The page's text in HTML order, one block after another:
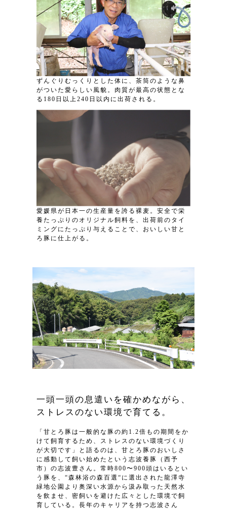
ずんぐりむっくりとした体に、茶筒のような鼻
がついた愛らしい風貌。肉質が最高の状態とな
る180日以上240日以内に出荷される。
愛媛県が日本一の生産量を誇る裸麦。安全で栄
養たっぷりのオリジナル飼料を、出荷前のタイ
ミングにたっぷり与えることで、おいしい甘と
ろ豚に仕上がる。
一頭一頭の息遣いを確かめながら、
ストレスのない環境で育てる。
「甘とろ豚は一般的な豚の約1.2倍もの期間をか
けて飼育するため、ストレスのない環境づくり
が大切です」と語るのは、甘とろ豚のおいしさ
に感動して飼い始めたという志波養豚（西予
市）の志波豊さん。常時800〜900頭はいるとい
う豚を、“森林浴の森百選“に選出された龍澤寺
緑地公園より奥深い水源から汲み取った天然水
を飲ませ、密飼いを避けた広々とした環境で飼
育している。長年のキャリアを持つ志波さん